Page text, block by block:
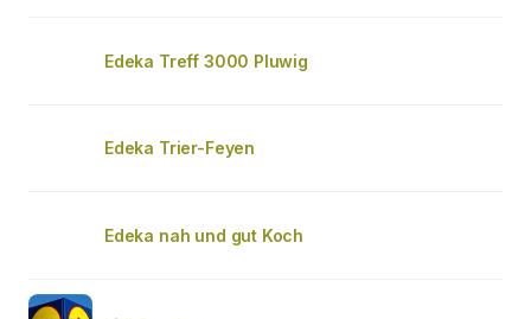
Edeka Treff 3000 Pluwig
Edeka Trier-Feyen
Edeka nah und gut Koch